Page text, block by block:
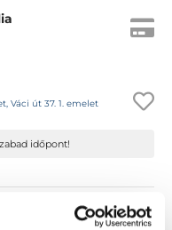
Váci út 37. 1. emelet
időpont!
Profil